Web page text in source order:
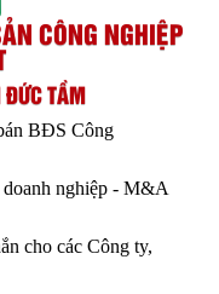
CÔNG NGHIỆP
ĐỨC TẦM
BĐS Công
doanh nghiệp - M&A
cho các Công ty,